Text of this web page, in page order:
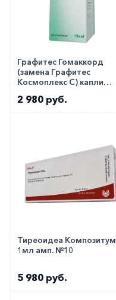
Графитес Гомаккорд
(замена Графитес
Космоплекс C) капли
2 980 руб.
Тиреоидеа Композитум
1мл амп. №10
5 980 руб.